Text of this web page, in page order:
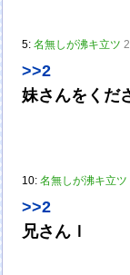
5:名無しが沸キ立ツ
>>2
妹さんをくだ
10:名無しが沸キ立ツ
>>2
兄さんｌ